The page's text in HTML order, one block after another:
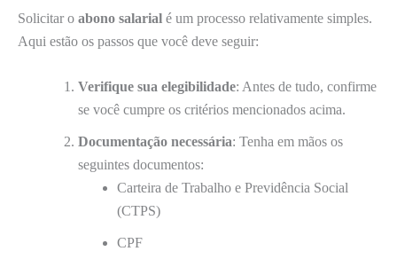
Solicitar o abono salarial é um processo relativamente simples.
Aqui estão os passos que você deve seguir:
Verifique sua elegibilidade: Antes de tudo, confirme
se você cumpre os critérios mencionados acima.
Documentação necessária: Tenha em mãos os
seguintes documentos:
Carteira de Trabalho e Previdência Social
(CTPS)
CPF